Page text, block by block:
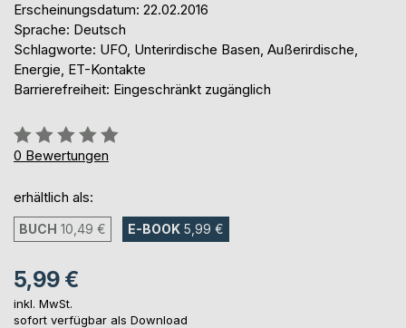
Erscheinungsdatum: 22.02.2016
Sprache: Deutsch
Schlagworte: UFO, Unterirdische Basen, Außerirdische,
Energie, ET-Kontakte
Barrierefreiheit: Eingeschränkt zugänglich
Bewertung::
0%
0 Bewertungen
erhältlich als:
BUCH 10,49 € E-BOOK 5,99 €
5,99 €
inkl. MwSt.
sofort verfügbar als Download